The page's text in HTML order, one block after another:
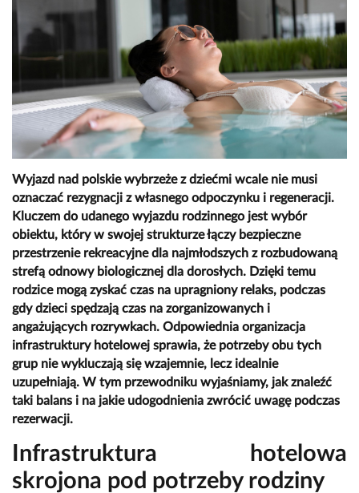
Wyjazd nad polskie wybrzeże z dziećmi wcale nie musi
oznaczać rezygnacji z własnego odpoczynku i regeneracji.
Kluczem do udanego wyjazdu rodzinnego jest wybór
obiektu, który w swojej strukturze łączy bezpieczne
przestrzenie rekreacyjne dla najmłodszych z rozbudowaną
strefą odnowy biologicznej dla dorosłych. Dzięki temu
rodzice mogą zyskać czas na upragniony relaks, podczas
gdy dzieci spędzają czas na zorganizowanych i
angażujących rozrywkach. Odpowiednia organizacja
infrastruktury hotelowej sprawia, że potrzeby obu tych
grup nie wykluczają się wzajemnie, lecz idealnie
uzupełniają. W tym przewodniku wyjaśniamy, jak znaleźć
taki balans i na jakie udogodnienia zwrócić uwagę podczas
rezerwacji.
Infrastruktura hotelowa
skrojona pod potrzeby rodziny